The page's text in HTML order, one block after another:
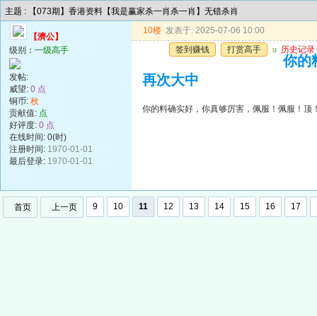
主题 : 【073期】香港资料【我是赢家杀一肖杀一肖】无错杀肖
【濟公】
级别： 一级高手
发帖:
威望: 0 点
铜币: 枚
贡献值: 点
好评度: 0 点
在线时间: 0(时)
注册时间: 1970-01-01
最后登录: 1970-01-01
10楼 发表于: 2025-07-06 10:00
签到赚钱
打赏高手 u 历史记录
你的
再次大中
你的料确实好，你真够厉害，佩服！佩服！顶
首页 上一页 9 10 11 12 13 14 15 16 17